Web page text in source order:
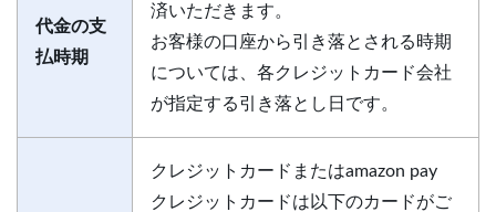
代金の支
払時期
済いただきます。
お客様の口座から引き落とされる時期
については、各クレジットカード会社
が指定する引き落とし日です。
クレジットカードまたはamazon pay
クレジットカードは以下のカードがご